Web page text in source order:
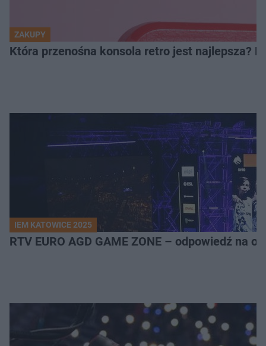
ZAKUPY
Która przenośna konsola retro jest najlepsza?
IEM KATOWICE 2025
RTV EURO AGD GAME ZONE – odpowiedź na